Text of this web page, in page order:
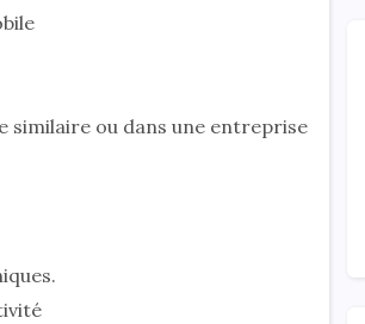
similaire ou dans une entreprise